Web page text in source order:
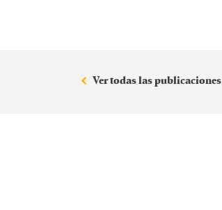
Ver todas las publicaciones